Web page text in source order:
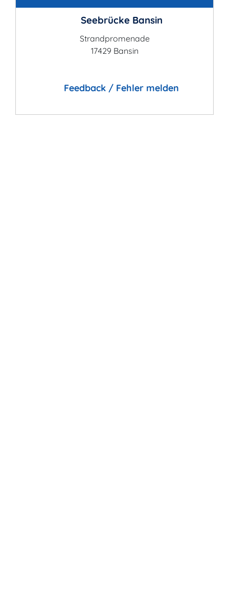
Seebrücke Bansin
Strandpromenade
17429 Bansin
Feedback / Fehler melden